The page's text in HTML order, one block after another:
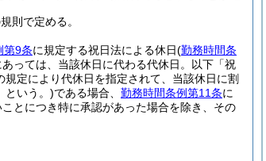
則で定める。
第9条に規定する祝日法による休日(勤務時間条
っては、当該休日に代わる代休日。以下「祝
規定により代休日を指定されて、当該休日に割
という。)である場合、 勤務時間条例第11条に
とにつき特に承認があった場合を除き、その